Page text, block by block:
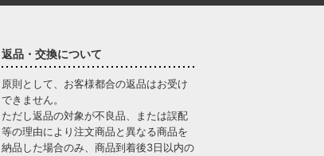
返品・交換について
原則として、お客様都合の返品はお受け
できません。
ただし返品の対象が不良品、または誤配
等の理由により注文商品と異なる商品を
納品した場合のみ、商品到着後3日以内の